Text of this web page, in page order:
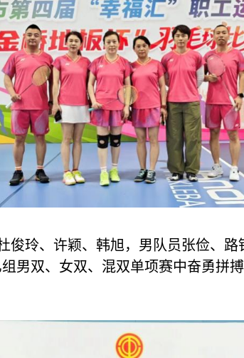
俊玲、许颖、韩旭，男队员张俭、
男双、女双、混双单项赛中奋勇拼